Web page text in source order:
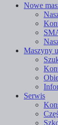
Nowe
Maszyny
Serwis